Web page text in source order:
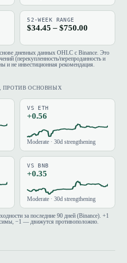
52-WEEK RANGE
$34.45 – $750.00
дневных данных OHLC с Binance. Это
(перекупленность/перепроданность и
и не инвестиционная рекомендация.
ПРОТИВ ОСНОВНЫХ
VS ETH
+0.56
Moderate · 30d strengthening
VS BNB
+0.35
Moderate · 30d strengthening
за последние 90 дней (Binance). +1
−1 — движутся противоположно.